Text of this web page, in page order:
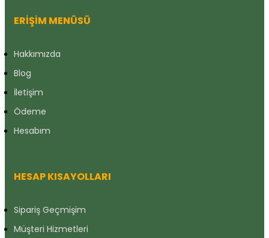
ERIŞIM MENÜSÜ
Hakkımızda
Blog
İletişim
Ödeme
Hesabım
HESAP KISAYOLLARI
Sipariş Geçmişim
Müşteri Hizmetleri